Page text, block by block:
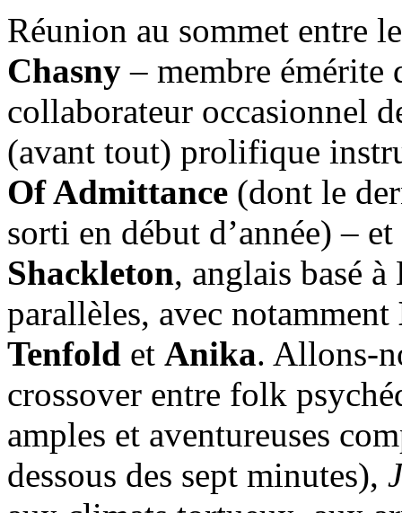
Réunion au sommet entre
Chasny – membre émérite
collaborateur occasionnel
(avant tout) prolifique
Of Admittance (dont le
sorti en début d’année) –
Shackleton, anglais basé
parallèles, avec notamment
Tenfold et Anika. Allons-
crossover entre folk
amples et aventureuses
dessous des sept minutes),